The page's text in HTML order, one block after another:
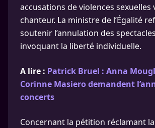
accusations de violences sexuelles
chanteur. La ministre de l’Égalité
soutenir l’annulation des
invoquant la liberté individuelle.
A lire : Patrick Bruel : Anna
Corinne Masiero demandent
concerts
Concernant la pétition réclamant la